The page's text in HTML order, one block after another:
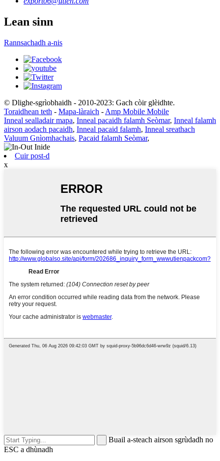
Lean sinn
Rannsachadh a-nis
© Dlighe-sgrìobhaidh - 2010-2023: Gach còir glèidhte.
Toraidhean teth - Mapa-làraich - Amp Mobile Mobile
Inneal sealladair mapa, Inneal pacaidh falamh Seòmar, Inneal falamh
airson aodach pacaidh, Inneal pacaid falamh, Inneal sreathach
Valuum Gnìomhachais, Pacaid falamh Seòmar,
Cuir post-d
x
Buail a-steach airson sgrùdadh no
ESC a dhùnadh